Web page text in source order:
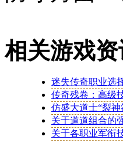
相关游戏
迷失传奇职业选
传奇残卷：高级
仿盛大道士“裂
关于道道组合的
关于各职业军衔